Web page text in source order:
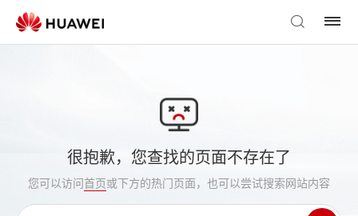
很抱歉，您查找的页面不存在了
您可以访问首页或下方的热门页面，也可以尝试搜索网站内容